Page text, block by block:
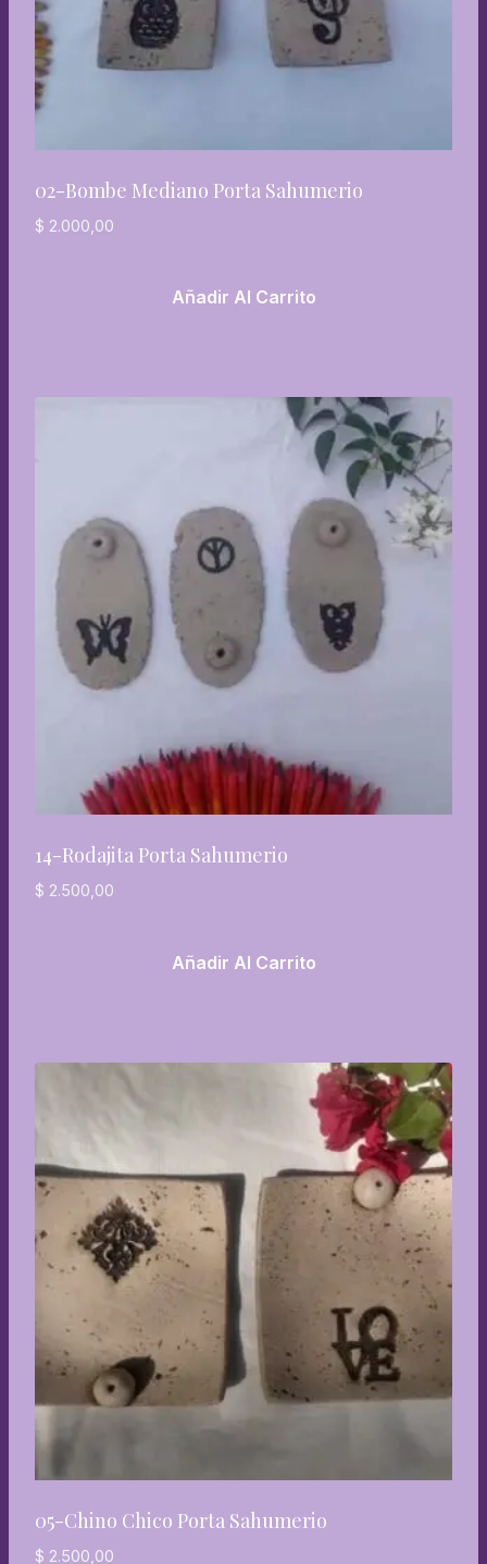
02-Bombe Mediano Porta Sahumerio
$ 2.000,00
Añadir Al Carrito
14-Rodajita Porta Sahumerio
$ 2.500,00
Añadir Al Carrito
05-Chino Chico Porta Sahumerio
$ 2.500,00